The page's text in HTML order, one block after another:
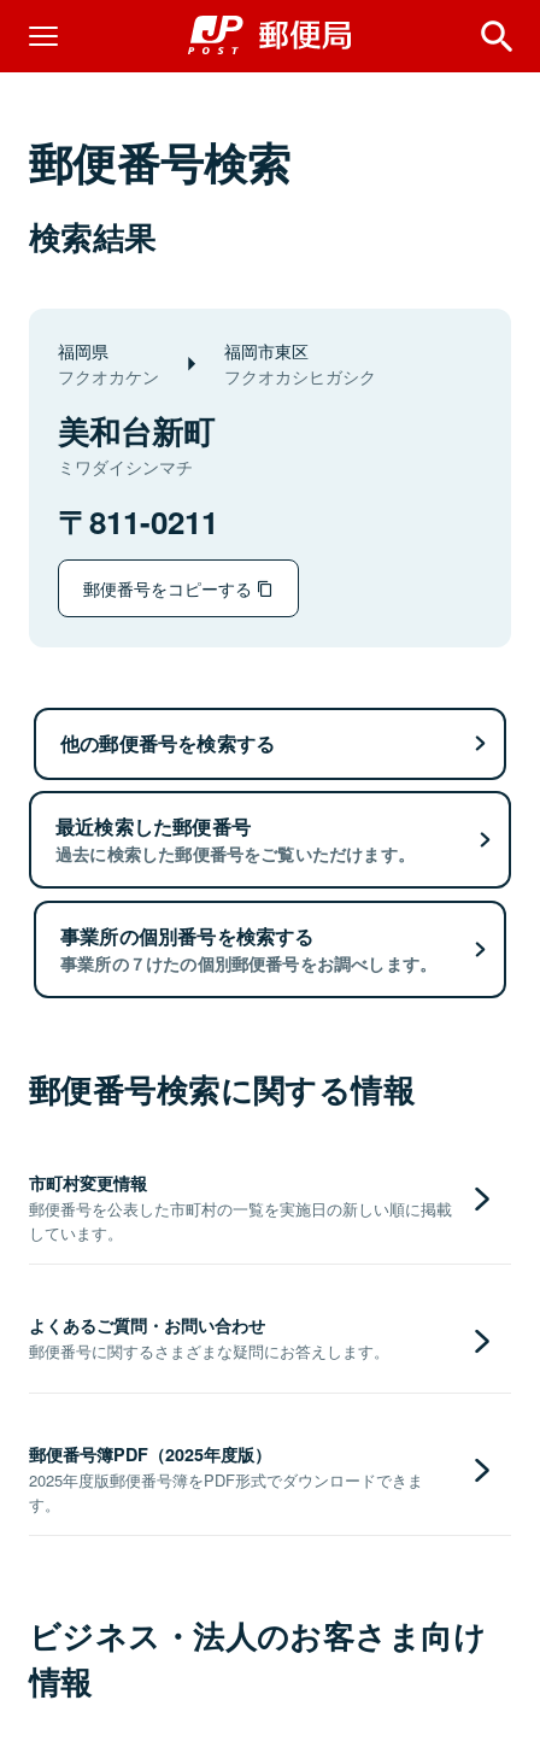
郵便番号検索
検索結果
福岡県
フクオカケン
福岡市東区
フクオカシヒガシク
美和台新町
ミワダイシンマチ
811-0211
郵便番号をコピーする
他の郵便番号を検索する
最近検索した郵便番号
過去に検索した郵便番号をご覧いただけます。
事業所の個別番号を検索する
事業所の７けたの個別郵便番号をお調べします。
郵便番号検索に関する情報
市町村変更情報
郵便番号を公表した市町村の一覧を実施日の新しい順に掲載
しています。
よくあるご質問・お問い合わせ
郵便番号に関するさまざまな疑問にお答えします。
郵便番号簿PDF（2025年度版）
2025年度版郵便番号簿をPDF形式でダウンロードできま
す。
ビジネス・法人のお客さま向け
情報